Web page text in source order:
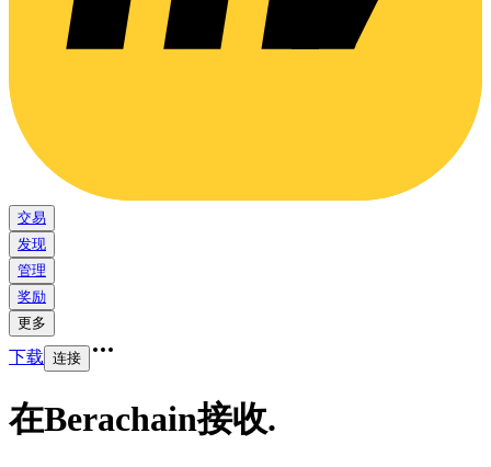
交易
发现
管理
奖励
更多
下载 连接
在Berachain接收.